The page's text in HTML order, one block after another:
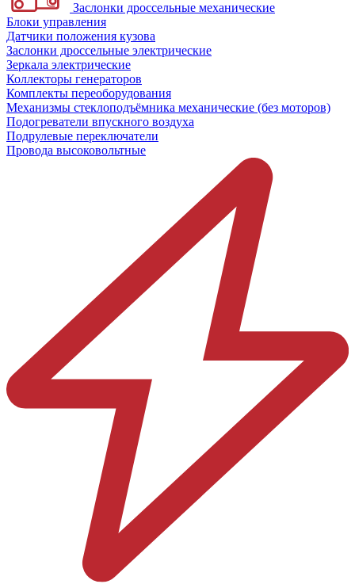
Заслонки дроссельные механические
Блоки управления
Датчики положения кузова
Заслонки дроссельные электрические
Зеркала электрические
Коллекторы генераторов
Комплекты переоборудования
Механизмы стеклоподъёмника механические (без моторов)
Подогреватели впускного воздуха
Подрулевые переключатели
Провода высоковольтные